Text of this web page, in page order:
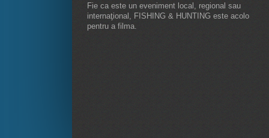
Fie ca este un eveniment local, regional sau
internaţional, FISHING & HUNTING este acolo
pentru a filma.